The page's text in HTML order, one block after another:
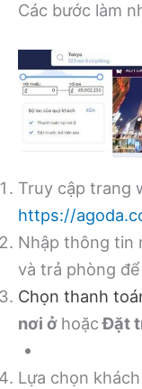
Các bước làm
Truy cập trang
https://
Nhập thông tin
và trả phòng
Chọn thanh
nơi ở hoặcĐặt
Lựa chọn